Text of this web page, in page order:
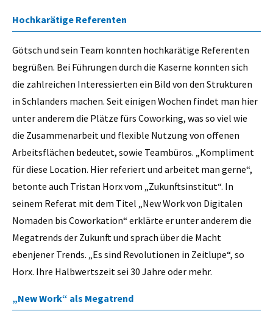
Hochkarätige Referenten
Götsch und sein Team konnten hochkarätige Referenten
begrüßen. Bei Führungen durch die Kaserne konnten sich
die zahlreichen Interessierten ein Bild von den Strukturen
in Schlanders machen. Seit einigen Wochen findet man hier
unter anderem die Plätze fürs Coworking, was so viel wie
die Zusammenarbeit und flexible Nutzung von offenen
Arbeitsflächen bedeutet, sowie Teambüros. „Kompliment
für diese Location. Hier referiert und arbeitet man gerne“,
betonte auch Tristan Horx vom „Zukunftsinstitut“. In
seinem Referat mit dem Titel „New Work von Digitalen
Nomaden bis Coworkation“ erklärte er unter anderem die
Megatrends der Zukunft und sprach über die Macht
ebenjener Trends. „Es sind Revolutionen in Zeitlupe“, so
Horx. Ihre Halbwertszeit sei 30 Jahre oder mehr.
„New Work“ als Megatrend